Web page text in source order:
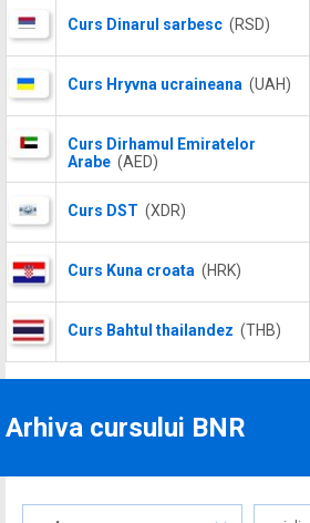
Curs Dinarul sarbesc (RSD)
Curs Hryvna ucraineana (UAH)
Curs Dirhamul Emiratelor
Arabe (AED)
Curs DST (XDR)
Curs Kuna croata (HRK)
Curs Bahtul thailandez (THB)
Arhiva cursului BNR